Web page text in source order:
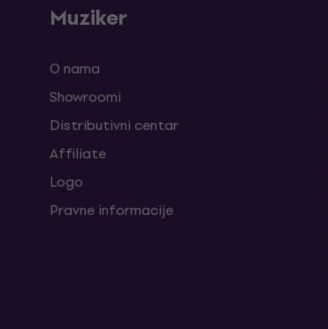
Muziker
O nama
Showroomi
Distributivni centar
Affiliate
Logo
Pravne informacije